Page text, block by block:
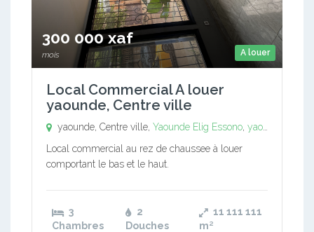
A louer
300 000 xaf
mois
Local Commercial A louer
yaounde, Centre ville
yaounde, Centre ville, Yaounde Elig Essono yaounde, Centre ville
Local commercial au rez de chaussee à louer
comportant le bas et le haut.
3
Chambres
2
Douches
11 111 111
m²